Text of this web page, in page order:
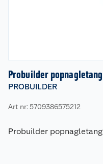
Probuilder popnagletang
PROBUILDER
Art nr: 5709386575212
Probuilder popnagletang